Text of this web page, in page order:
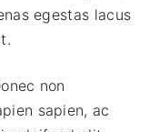
egestas lacus
non
sapien, ac